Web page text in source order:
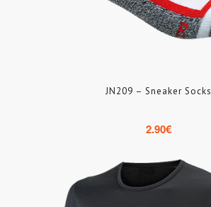
JN209 – Sneaker Socks
2.90€